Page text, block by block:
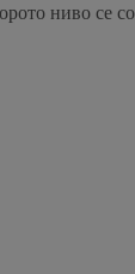
ниво се